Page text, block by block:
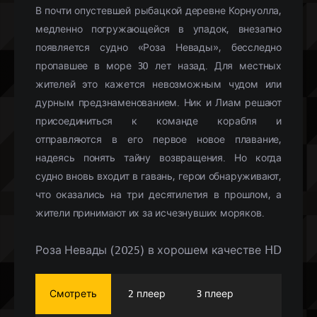
В почти опустевшей рыбацкой деревне Корнуолла,
медленно погружающейся в упадок, внезапно
появляется судно «Роза Невады», бесследно
пропавшее в море 30 лет назад. Для местных
жителей это кажется невозможным чудом или
дурным предзнаменованием. Ник и Лиам решают
присоединиться к команде корабля и
отправляются в его первое новое плавание,
надеясь понять тайну возвращения. Но когда
судно вновь входит в гавань, герои обнаруживают,
что оказались на три десятилетия в прошлом, а
жители принимают их за исчезнувших моряков.
Роза Невады (2025) в хорошем качестве HD
Смотреть 2 плеер 3 плеер